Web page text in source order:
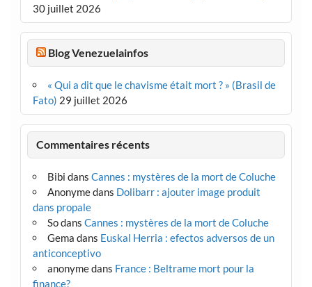
30 juillet 2026
Blog Venezuelainfos
« Qui a dit que le chavisme était mort ? » (Brasil de
Fato) 29 juillet 2026
Commentaires récents
Bibi dans Cannes : mystères de la mort de Coluche
Anonymedans Dolibarr : ajouter image produit
dans propale
Sodans Cannes : mystères de la mort de Coluche
Gema dans Euskal Herria : efectos adversos de un
anticonceptivo
anonymedans France : Beltrame mort pour la
finance?